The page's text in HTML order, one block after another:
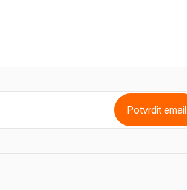
Potvrdit email